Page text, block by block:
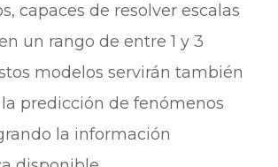
capaces de resolver escalas
un rango de entre 1 y 3
modelos servirán también
predicción de fenómenos
la información